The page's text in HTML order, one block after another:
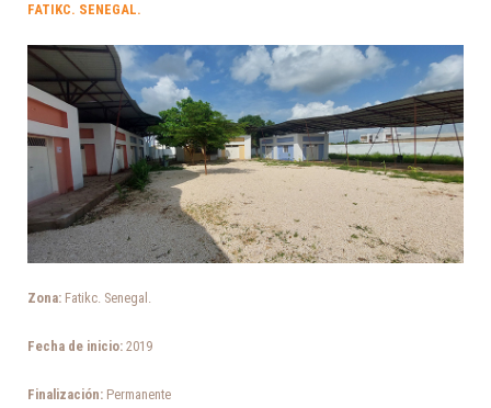
FATIKC. SENEGAL.
Zona: Fatikc. Senegal.
Fecha de inicio: 2019
Finalización: Permanente